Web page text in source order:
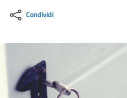
Condividi